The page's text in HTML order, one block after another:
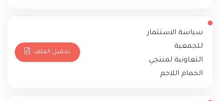
سياسة الاستثمار
للجمعية
التعاونية لمنتجي
الحمام اللاحم
تحميل الملف